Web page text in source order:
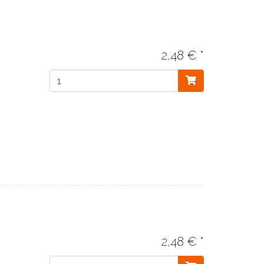
2,48 € *
2,48 € *